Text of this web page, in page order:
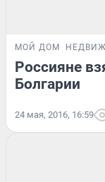
МОЙ ДОМ
Россияне
Болгарии
24 мая, 2016, 16:59